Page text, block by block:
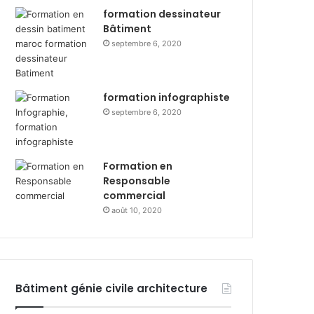
formation dessinateur
Bâtiment
septembre 6, 2020
formation infographiste
septembre 6, 2020
Formation en
Responsable
commercial
août 10, 2020
Bâtiment génie civile architecture